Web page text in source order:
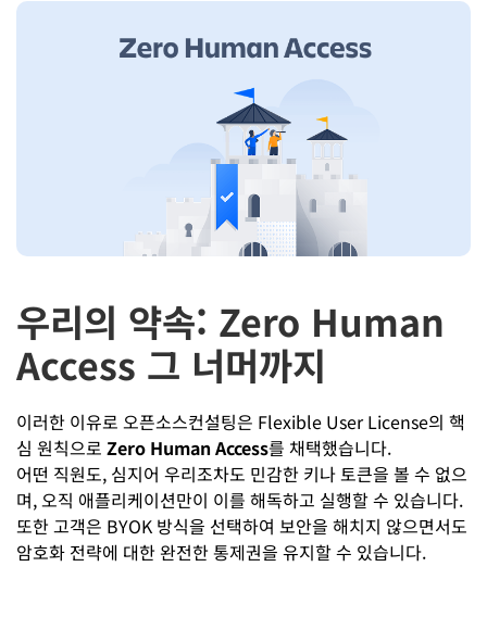
우리의 약속: Zero Human
Access 그 너머까지
이러한 이유로 오픈소스컨설팅은 Flexible User License의 핵
심 원칙으로 Zero Human Access를 채택했습니다.
어떤 직원도, 심지어 우리조차도 민감한 키나 토큰을 볼 수 없으
며, 오직 애플리케이션만이 이를 해독하고 실행할 수 있습니다.
또한 고객은 BYOK 방식을 선택하여 보안을 해치지 않으면서도
암호화 전략에 대한 완전한 통제권을 유지할 수 있습니다.